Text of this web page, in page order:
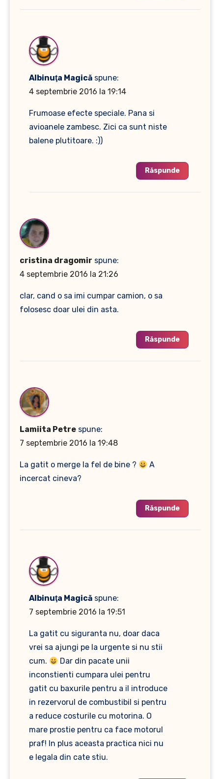
Albinuţa Magică spune:
4 septembrie 2016 la 19:14
Frumoase efecte speciale. Pana si
avioanele zambesc. Zici ca sunt niste
balene plutitoare. :))
Răspunde
cristina dragomir spune:
4 septembrie 2016 la 21:26
clar, cand o sa imi cumpar camion, o sa
folosesc doar ulei din asta.
Răspunde
Lamiita Petre spune:
7 septembrie 2016 la 19:48
La gatit o merge la fel de bine ?
A
incercat cineva?
Răspunde
Albinuţa Magică spune:
7 septembrie 2016 la 19:51
La gatit cu siguranta nu, doar daca
vrei sa ajungi pe la urgente si nu stii
cum.
Dar din pacate unii
inconstienti cumpara ulei pentru
gatit cu baxurile pentru a il introduce
in rezervorul de combustibil si pentru
a reduce costurile cu motorina. O
mare prostie pentru ca face motorul
praf! In plus aceasta practica nici nu
e legala din cate stiu.